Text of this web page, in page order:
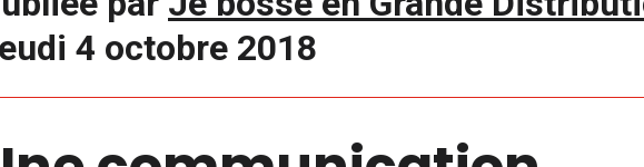
4 octobre 2018